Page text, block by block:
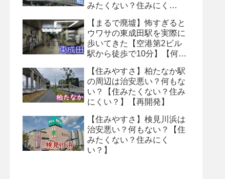
みたくない？住みにく
【まるで廃墟】怖すぎると
ウワサの東成田駅を実際に
歩いてきた【空港第2ビル
駅から徒歩で10分】【何も
出口】
【住みやすさ】柏たなか駅
の周辺は治安悪い？何もな
い？【住みたくない？住み
にくい？】【再開発】
【住みやすさ】検見川浜は
治安悪い？何もない？【住
みたくない？住みにく
い？】